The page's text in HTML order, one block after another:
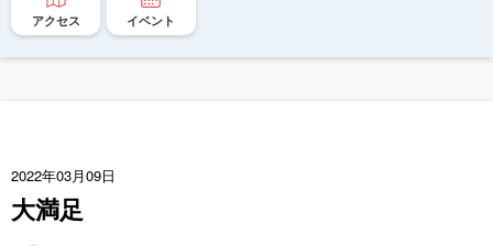
アクセス イベント
2022年03月09日
大満足